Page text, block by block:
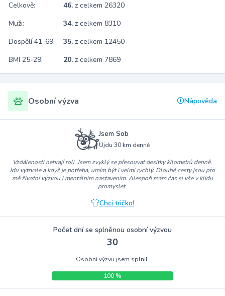
Celkově: 46. z celkem 26320
Muži:
34. z celkem 8310
Dospělí 41-69:
35. z celkem 12450
BMI 25-29:
20. z celkem 7869
Osobní výzva Nápověda
Jsem Sob
Ujdu 30 km denně
Vzdálenosti nehrají roli. Jsem zvyklý se přesouvat desítky kilometrů denně.
Jdu vytrvale a když je potřeba, umím být i velmi rychlý. Dlouhé cesty jsou pro
mě životní výzvou i mentálním nastavením. Alespoň mám čas si vše v klidu
promyslet.
Chci tričko!
Počet dní se splněnou osobní výzvou
30
Osobní výzvu jsem splnil.
100 %